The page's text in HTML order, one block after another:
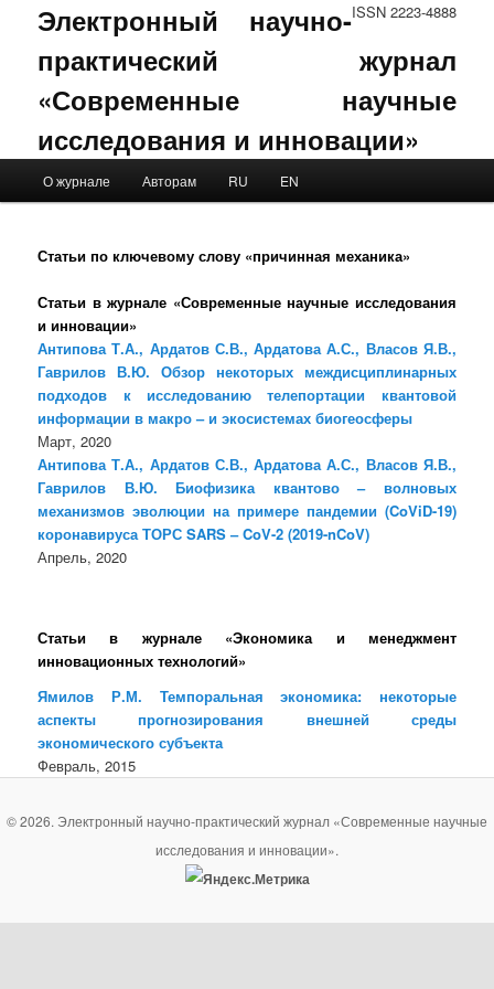
ISSN 2223-4888
Электронный научно-
практический журнал
«Современные научные
исследования и инновации»
Skip to primary content
Skip to secondary content
О журнале Авторам RU EN
Статьи по ключевому слову «причинная механика»
Статьи в журнале «Современные научные исследования
и инновации»
Антипова Т.А., Ардатов С.В., Ардатова А.С., Власов Я.В.,
Гаврилов В.Ю. Обзор некоторых междисциплинарных
подходов к исследованию телепортации квантовой
информации в макро – и экосистемах биогеосферы
Март, 2020
Антипова Т.А., Ардатов С.В., Ардатова А.С., Власов Я.В.,
Гаврилов В.Ю. Биофизика квантово – волновых
механизмов эволюции на примере пандемии (CoViD-19)
коронавируса ТОРС SARS – CoV-2 (2019-nCoV)
Апрель, 2020
Статьи в журнале «Экономика и менеджмент
инновационных технологий»
Ямилов Р.М. Темпоральная экономика: некоторые
аспекты прогнозирования внешней среды
экономического субъекта
Февраль, 2015
© 2026. Электронный научно-практический журнал «Современные научные
исследования и инновации».